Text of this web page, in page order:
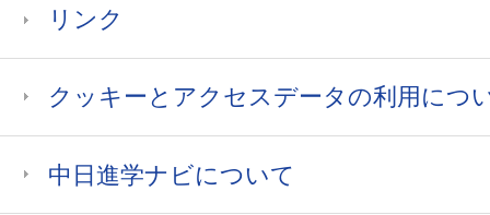
リンク
クッキーとアクセスデータの利用につ
中日進学ナビについて